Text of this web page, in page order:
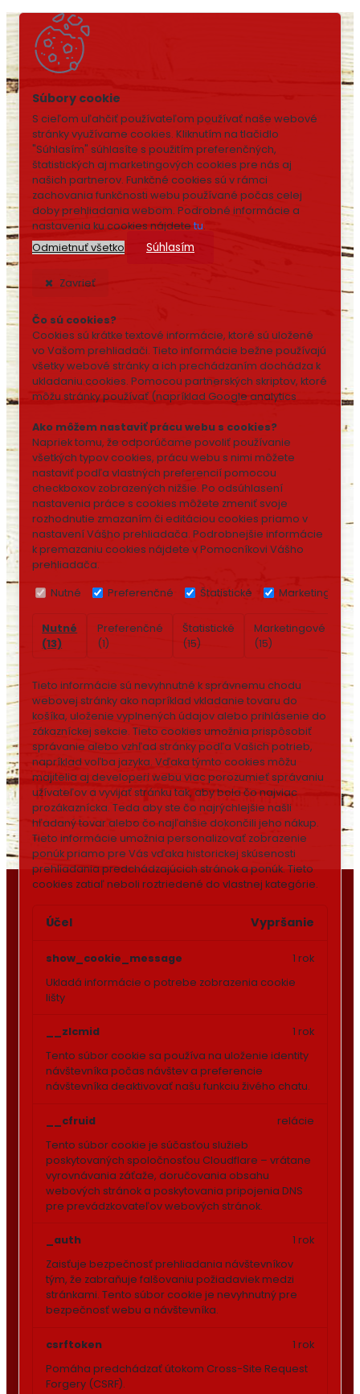
S cieľom uľahčiť používateľom používať naše webové
stránky využívame cookies. Kliknutím na tlačidlo
"Súhlasím" súhlasíte s použitím preferenčných,
štatistických aj marketingových cookies pre nás aj
našich partnerov. Funkčné cookies sú v rámci
zachovania funkčnosti webu používané počas celej
doby prehliadania webom. Podrobné informácie a
nastavenia ku cookies nájdetetu.
Odmietnuť všetko
Súhlasím
Zavrieť
Čo sú cookies?
Cookies sú krátke textové informácie, ktoré sú uložené
vo Vašom prehliadači. Tieto informácie bežne používajú
všetky webové stránky a ich prechádzaním dochádza k
ukladaniu cookies. Pomocou partnerských skriptov, ktoré
môžu stránky používať (napríklad Google analytics
Ako môžem nastaviť prácu webu s cookies?
Napriek tomu, že odporúčame povoliť používanie
všetkých typov cookies, prácu webu s nimi môžete
nastaviť podľa vlastných preferencií pomocou
checkboxov zobrazených nižšie. Po odsúhlasení
nastavenia práce s cookies môžete zmeniť svoje
rozhodnutie zmazaním či editáciou cookies priamo v
nastavení Vášho prehliadača. Podrobnejšie informácie
k premazaniu cookies nájdete v Pomocníkovi Vášho
prehliadača.
Nutné Preferenčné Štatistické Marketingové
Nutné
(13)
Preferenčné
(1)
Štatistické
(15)
Marketingové
(15)
Tieto informácie sú nevyhnutné k správnemu chodu
webovej stránky ako napríklad vkladanie tovaru do
košíka, uloženie vyplnených údajov alebo prihlásenie do
zákazníckej sekcie. Tieto cookies umožnia prispôsobiť
správanie alebo vzhľad stránky podľa Vašich potrieb,
napríklad voľba jazyka. Vďaka týmto cookies môžu
majitelia aj developeri webu viac porozumieť správaniu
užívateľov a vyvijať stránku tak, aby bola čo najviac
prozákaznícka. Teda aby ste čo najrýchlejšie našli
hľadaný tovar alebo čo najľahšie dokončili jeho nákup.
Tieto informácie umožnia personalizovať zobrazenie
ponúk priamo pre Vás vďaka historickej skúsenosti
prehliadania predchádzajúcich stránok a ponúk. Tieto
cookies zatiaľ neboli roztriedené do vlastnej kategórie.
Účel Vypršanie
show_cookie_message
Ukladá informácie o potrebe zobrazenia cookie
lišty
1 rok
__zlcmid
Tento súbor cookie sa používa na uloženie identity
návštevníka počas návštev a preferencie
návštevníka deaktivovať našu funkciu živého chatu.
1 rok
__cfruid
Tento súbor cookie je súčasťou služieb
poskytovaných spoločnosťou Cloudflare – vrátane
vyrovnávania záťaže, doručovania obsahu
webových stránok a poskytovania pripojenia DNS
pre prevádzkovateľov webových stránok.
relácie
_auth
Zaisťuje bezpečnosť prehliadania návštevníkov
tým, že zabraňuje falšovaniu požiadaviek medzi
stránkami. Tento súbor cookie je nevyhnutný pre
bezpečnosť webu a návštevníka.
1 rok
csrftoken
Pomáha predchádzať útokom Cross-Site Request
Forgery (CSRF).
1 rok